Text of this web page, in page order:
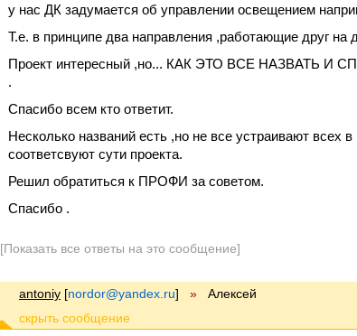
у нас ДК задумается об управлении освещением
Т.е. в принципе два направления ,работающие друг на
Проект интересный ,но... КАК ЭТО ВСЕ НАЗВАТЬ И
.
Спасибо всем кто ответит.
Несколько названий есть ,но не все устраивают всех
соответсвуют сути проекта.
Решил обратиться к ПРОФИ за советом.
Спасибо .
[Показать все ответы на это сообщение]
antoniy [nordor@yandex.ru] » Алексей